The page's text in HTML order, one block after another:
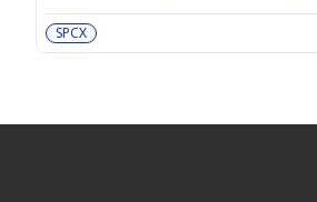
שוק המניות היום: SPY ו-QQQ עלו לאחר
תעסוקה מאכזב שינה את ציפיות
DIA
QQQ
SPCX